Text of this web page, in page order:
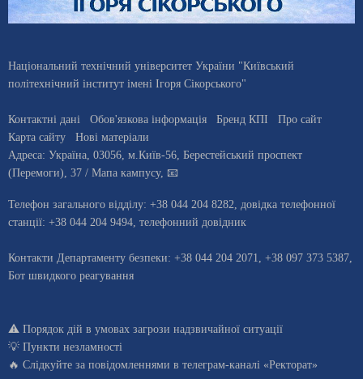
Національний технічний університет України "Київський
політехнічний інститут імені Ігоря Сікорського"
Контактні дані Обов'язкова інформація Бренд КПІ
Про сайт
Карта сайту
Нові матеріали
Адреса: Україна, 03056, м.Київ-56, Берестейський проспект
(Перемоги), 37 / Мапа кампусу, 📧
Телефон загального відділу: +38 044 204 8282, довiдка телефонної
станцiї: +38 044 204 9494, телефонний довідник
Контакти Департаменту безпеки: +38 044 204 2071, +38 097 373 5387,
Бот швидкого реагування
⚠️ Порядок дій в умовах загрози надзвичайної ситуації
💡 Пункти незламності
🔥 Слідкуйте за повідомленнями в телеграм-каналі «Ректорат»